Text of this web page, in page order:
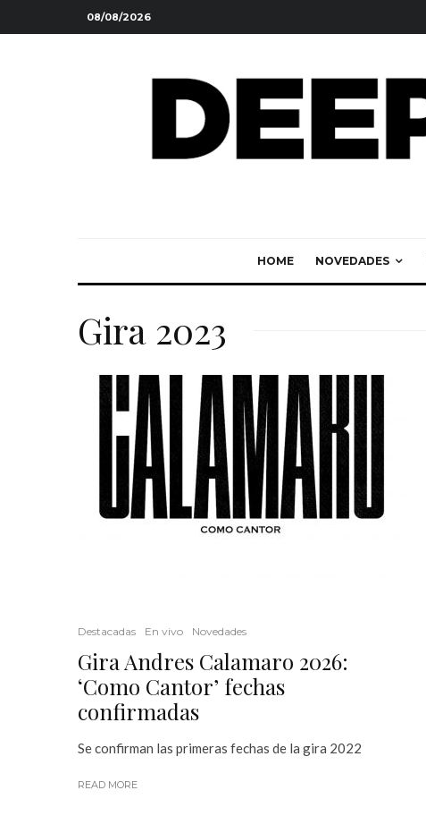
08/08/2026
HOME NOVEDADES
Gira 2023
Destacadas En vivo Novedades
Gira Andres Calamaro 2026:
‘Como Cantor’ fechas
confirmadas
Se confirman las primeras fechas de la gira 2022
READ MORE